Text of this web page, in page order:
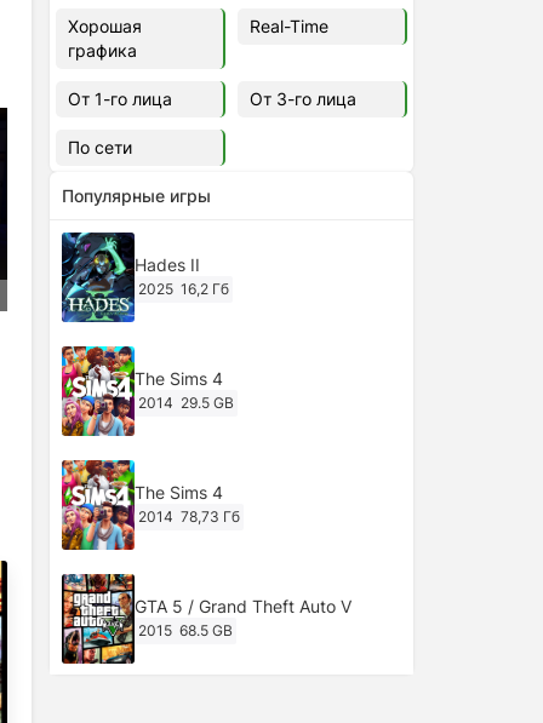
Хорошая
графика
Real-Time
От 1-го лица От 3-го лица
По сети
Популярные игры
Hades II
2025 16,2 Гб
The Sims 4
2014 29.5 GB
The Sims 4
2014 78,73 Гб
GTA 5 / Grand Theft Auto V
2015 68.5 GB